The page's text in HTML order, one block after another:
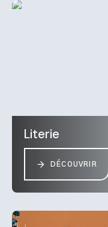
Literie
DÉCOUVRIR